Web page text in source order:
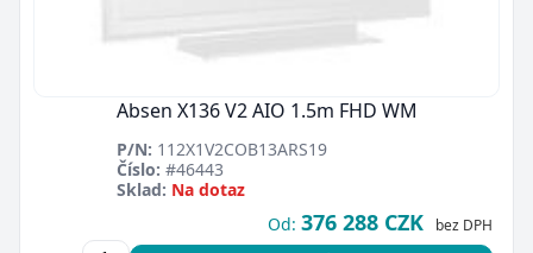
Absen X136 V2 AIO 1.5m FHD WM
P/N: 112X1V2COB13ARS19
Číslo: #46443
Sklad: Na dotaz
Od: 376 288 CZK bez DPH